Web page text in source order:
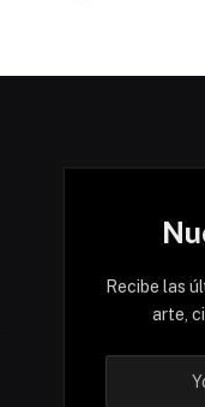
Recibe las
arte,